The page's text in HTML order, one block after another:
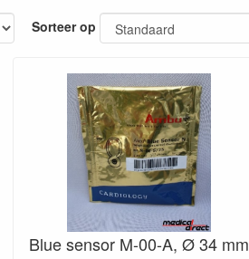
Sorteer op
Blue sensor M-00-A, Ø 34 mm